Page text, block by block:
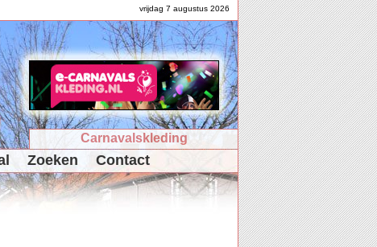
vrijdag 7 augustus 2026
Carnavalskleding
Zoeken Contact